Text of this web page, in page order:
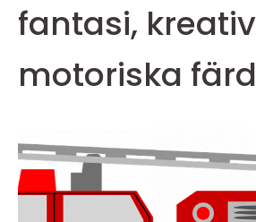
fantasi,
motoriska